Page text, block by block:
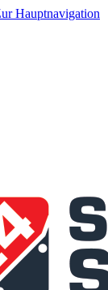
Hauptnavigation